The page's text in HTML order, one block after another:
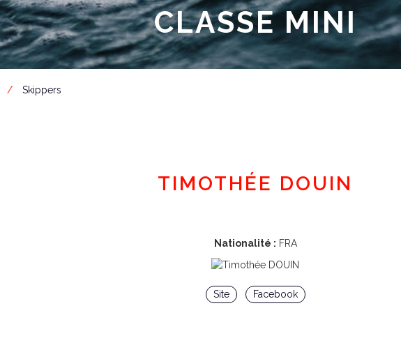
CLASSE MINI
Skippers
TIMOTHÉE DOUIN
Nationalité : FRA
Site Facebook